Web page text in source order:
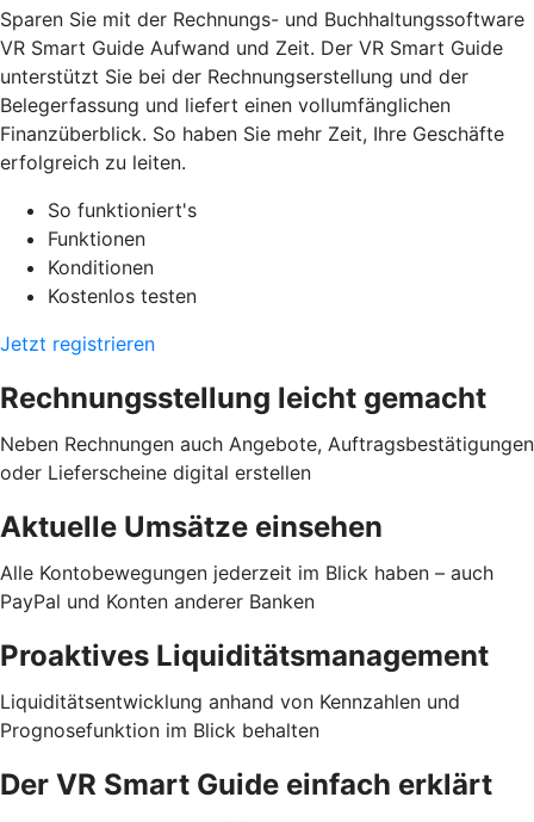
Sparen Sie mit der Rechnungs- und Buchhaltungssoftware
VR Smart Guide Aufwand und Zeit. Der VR Smart Guide
unterstützt Sie bei der Rechnungserstellung und der
Belegerfassung und liefert einen vollumfänglichen
Finanzüberblick. So haben Sie mehr Zeit, Ihre Geschäfte
erfolgreich zu leiten.
So funktioniert's
Funktionen
Konditionen
Kostenlos testen
Jetzt registrieren
Rechnungsstellung leicht gemacht
Neben Rechnungen auch Angebote, Auftragsbestätigungen
oder Lieferscheine digital erstellen
Aktuelle Umsätze einsehen
Alle Kontobewegungen jederzeit im Blick haben – auch
PayPal und Konten anderer Banken
Proaktives Liquiditätsmanagement
Liquiditätsentwicklung anhand von Kennzahlen und
Prognosefunktion im Blick behalten
Der VR Smart Guide einfach erklärt